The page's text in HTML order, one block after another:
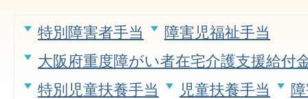
特別障害者手当
障害児福祉手当
大阪府重度障がい者在宅介護支援給付
特別児童扶養手当
児童扶養手当